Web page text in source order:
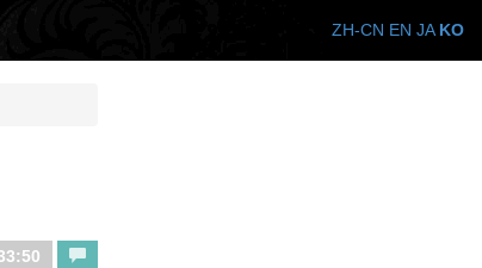
ZH-CN EN JA KO